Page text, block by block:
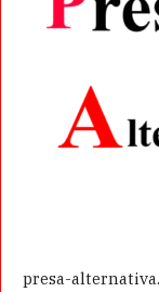
presa-